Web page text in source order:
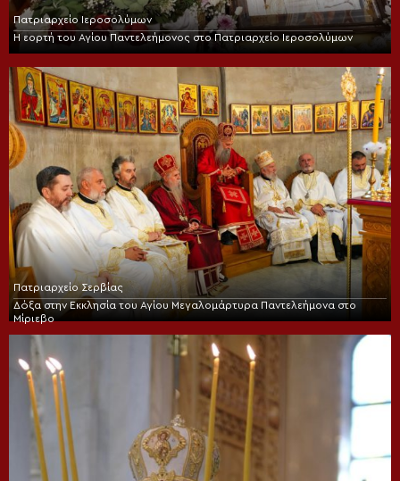
Πατριαρχείο Ιεροσολύμων
Η εορτή του Αγίου Παντελεήμονος στο Πατριαρχείο Ιεροσολύμων
Πατριαρχείο Σερβίας
Δόξα στην Εκκλησία του Αγίου Μεγαλομάρτυρα Παντελεήμονα στο
Μίριεβο